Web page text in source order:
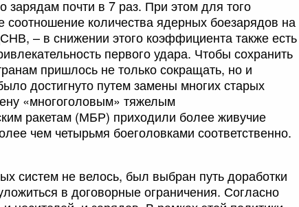
почти в 7 раз. При этом для того
количества ядерных боезарядов на
– в снижении этого коэффициента также есть
первого удара. Чтобы сохранить
пришлось не только сокращать, но и
достигнуто путем замены многих старых
«многоголовым» тяжелым
ракетам (МБР) приходили более живучие
чем четырьмя боеголовками соответственно.
систем не велось, был выбран путь доработки
в договорные ограничения. Согласно